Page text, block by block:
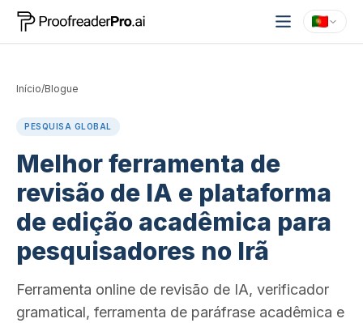
Início/Blogue
PESQUISA GLOBAL
Melhor ferramenta de
revisão de IA e plataforma
de edição acadêmica para
pesquisadores no Irã
Ferramenta online de revisão de IA, verificador
gramatical, ferramenta de paráfrase acadêmica e